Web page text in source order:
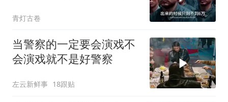
青灯古卷
当警察的一定要会演戏不
会演戏就不是好警察
左云新鲜事 18跟贴